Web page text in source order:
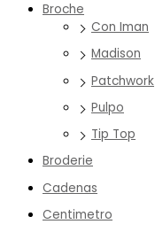
Broche
Con Iman
Madison
Patchwork
Pulpo
Tip Top
Broderie
Cadenas
Centimetro